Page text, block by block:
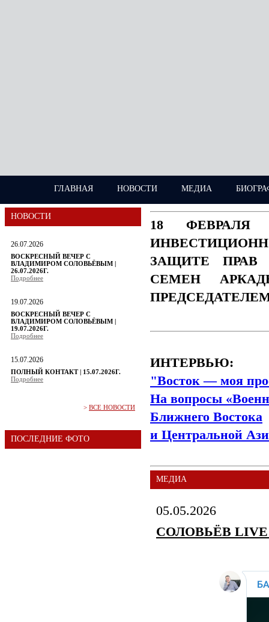
ГЛАВНАЯ НОВОСТИ МЕДИА
НОВОСТИ
26.07.2026
ВОСКРЕСНЫЙ ВЕЧЕР С
ВЛАДИМИРОМ СОЛОВЬЁВЫМ |
26.07.2026Г.
Подробнее
19.07.2026
ВОСКРЕСНЫЙ ВЕЧЕР С
ВЛАДИМИРОМ СОЛОВЬЁВЫМ |
19.07.2026Г.
Подробнее
15.07.2026
ПОЛНЫЙ КОНТАКТ | 15.07.2026Г.
Подробнее
> ВСЕ НОВОСТИ
ПОСЛЕДНИЕ ФОТО
18 ФЕВРАЛЯ
ЗАЩИТЕ ПРАВ
СЕМЕН
ИНТЕРВЬЮ:
"Восток — моя
На вопросы
Ближнего Востока
и Центральной
МЕДИА
05.05.2026
СОЛОВЬЁВ LIVE |